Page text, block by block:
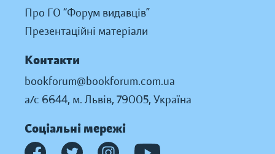
Про ГО “Форум видавців”
Презентаційні матеріали
Контакти
bookforum@bookforum.com.ua
а/с 6644, м. Львів, 79005, Україна
Соціальні мережі